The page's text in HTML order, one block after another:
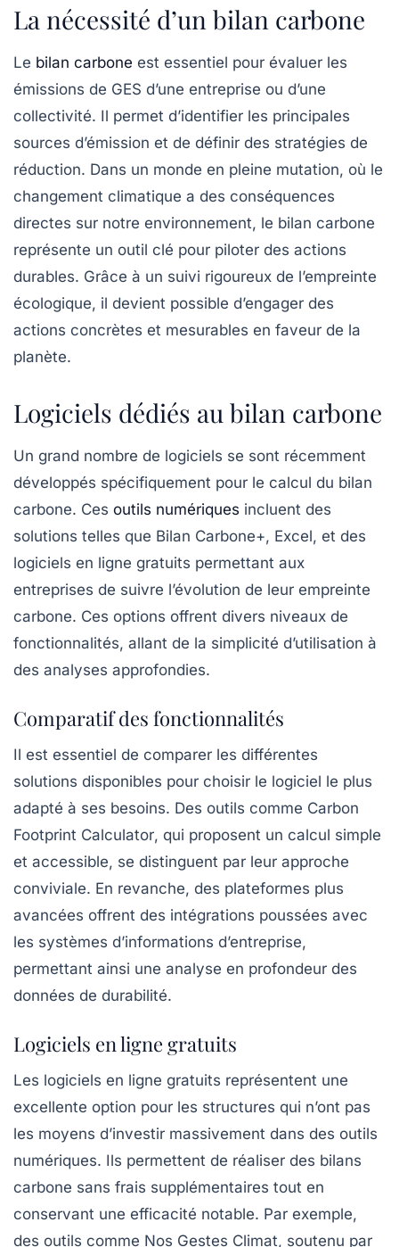
La nécessité d’un bilan carbone
Le bilan carbone est essentiel pour évaluer les
émissions de GES d’une entreprise ou d’une
collectivité. Il permet d’identifier les principales
sources d’émission et de définir des stratégies de
réduction. Dans un monde en pleine mutation, où le
changement climatique a des conséquences
directes sur notre environnement, le bilan carbone
représente un outil clé pour piloter des actions
durables. Grâce à un suivi rigoureux de l’empreinte
écologique, il devient possible d’engager des
actions concrètes et mesurables en faveur de la
planète.
Logiciels dédiés au bilan carbone
Un grand nombre de logiciels se sont récemment
développés spécifiquement pour le calcul du bilan
carbone. Ces outils numériques incluent des
solutions telles que Bilan Carbone+, Excel, et des
logiciels en ligne gratuits permettant aux
entreprises de suivre l’évolution de leur empreinte
carbone. Ces options offrent divers niveaux de
fonctionnalités, allant de la simplicité d’utilisation à
des analyses approfondies.
Comparatif des fonctionnalités
Il est essentiel de comparer les différentes
solutions disponibles pour choisir le logiciel le plus
adapté à ses besoins. Des outils comme Carbon
Footprint Calculator, qui proposent un calcul simple
et accessible, se distinguent par leur approche
conviviale. En revanche, des plateformes plus
avancées offrent des intégrations poussées avec
les systèmes d’informations d’entreprise,
permettant ainsi une analyse en profondeur des
données de durabilité.
Logiciels en ligne gratuits
Les logiciels en ligne gratuits représentent une
excellente option pour les structures qui n’ont pas
les moyens d’investir massivement dans des outils
numériques. Ils permettent de réaliser des bilans
carbone sans frais supplémentaires tout en
conservant une efficacité notable. Par exemple,
des outils comme Nos Gestes Climat, soutenu par